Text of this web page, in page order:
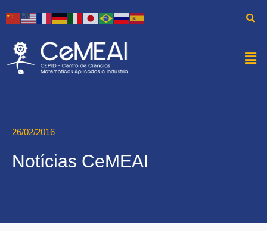
26/02/2016
Notícias CeMEAI